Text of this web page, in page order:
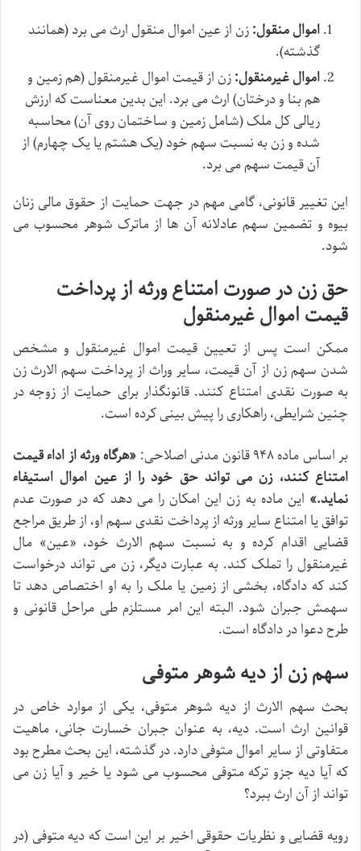
اموال منقول:زن از عین اموال منقول ارث می برد (همانند
گذشته).
اموال غیرمنقول:زن از قیمت اموال غیرمنقول (هم زمین و
هم بنا و درختان) ارث می برد. این بدین معناست که ارزش
ریالی کل ملک (شامل زمین و ساختمان روی آن) محاسبه
شده و زن به نسبت سهم خود (یک هشتم یا یک چهارم) از
آن قیمت سهم می برد.
این تغییر قانونی، گامی مهم در جهت حمایت از حقوق مالی زنان
بیوه و تضمین سهم عادلانه آن ها از ماترک شوهر محسوب می
شود.
حق زن در صورت امتناع ورثه از پرداخت
قیمت اموال غیرمنقول
ممکن است پس از تعیین قیمت اموال غیرمنقول و مشخص
شدن سهم زن از آن قیمت، سایر وراث از پرداخت سهم الارث زن
به صورت نقدی امتناع کنند. قانونگذار برای حمایت از زوجه در
چنین شرایطی، راهکاری را پیش بینی کرده است.
بر اساس ماده ۹۴۸ قانون مدنی اصلاحی:
«هرگاه ورثه از اداء قیمت
امتناع کنند، زن می تواند حق خود را از عین اموال استیفاء
نماید.» این ماده به زن این امکان را می دهد که در صورت عدم
توافق یا امتناع سایر ورثه از پرداخت نقدی سهم او، از طریق مراجع
قضایی اقدام کرده و به نسبت سهم الارث خود، «عین» مال
غیرمنقول را تملک کند. به عبارت دیگر، زن می تواند درخواست
کند که دادگاه، بخشی از زمین یا ملک را به او اختصاص دهد تا
سهمش جبران شود. البته این امر مستلزم طی مراحل قانونی و
طرح دعوا در دادگاه است.
سهم زن از دیه شوهر متوفی
بحث سهم الارث از دیه شوهر متوفی، یکی از موارد خاص در
قوانین ارث است. دیه، به عنوان جبران خسارت جانی، ماهیت
متفاوتی از سایر اموال متوفی دارد. در گذشته، این بحث مطرح بود
که آیا دیه جزو ترکه متوفی محسوب می شود یا خیر و آیا زن می
تواند از آن ارث ببرد؟
رویه قضایی و نظریات حقوقی اخیر بر این است که دیه متوفی (در